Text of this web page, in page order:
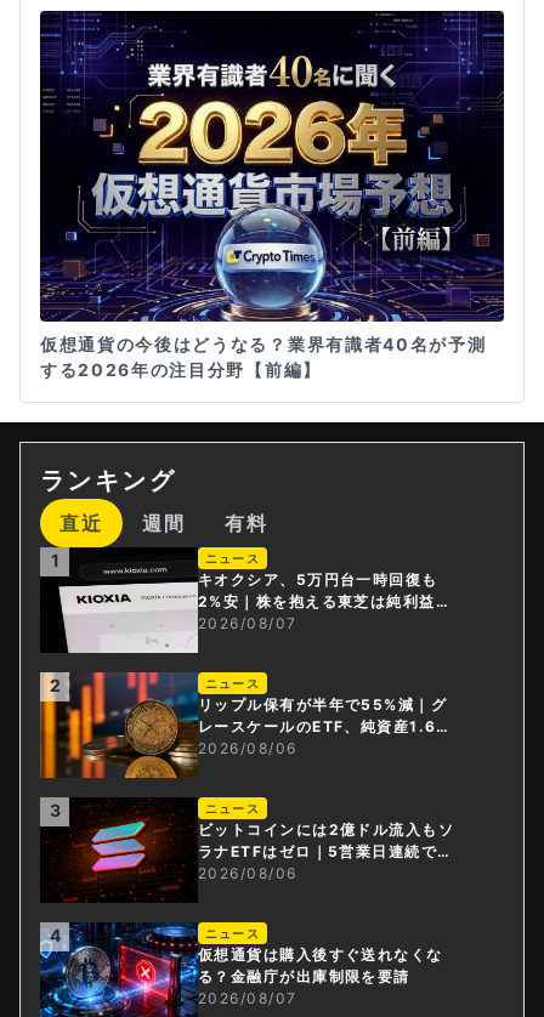
仮想通貨の今後はどうなる？業界有識者40名が予測
する2026年の注目分野【前編】
ランキング
直近 週間 有料
1 ニュース
キオクシア、5万円台一時回復も
2%安｜株を抱える東芝は純利益3
0倍
2026/08/07
2 ニュース
リップル保有が半年で55%減｜グ
レースケールのETF、純資産1.6億
ドル減
2026/08/06
3 ニュース
ビットコインには2億ドル流入もソ
ラナETFはゼロ｜5営業日連続で停
止
2026/08/06
4 ニュース
仮想通貨は購入後すぐ送れなくな
る？金融庁が出庫制限を要請
2026/08/07